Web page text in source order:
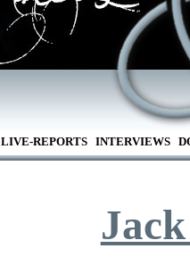
LIVE-REPORTS INTERVIEWS